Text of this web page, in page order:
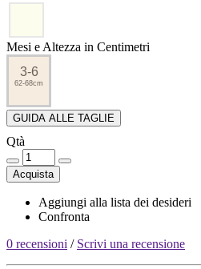
Mesi e Altezza in Centimetri
3-6
62-68cm
GUIDA ALLE TAGLIE
Qtà
Acquista
Aggiungi alla lista dei desideri
Confronta
0 recensioni / Scrivi una recensione